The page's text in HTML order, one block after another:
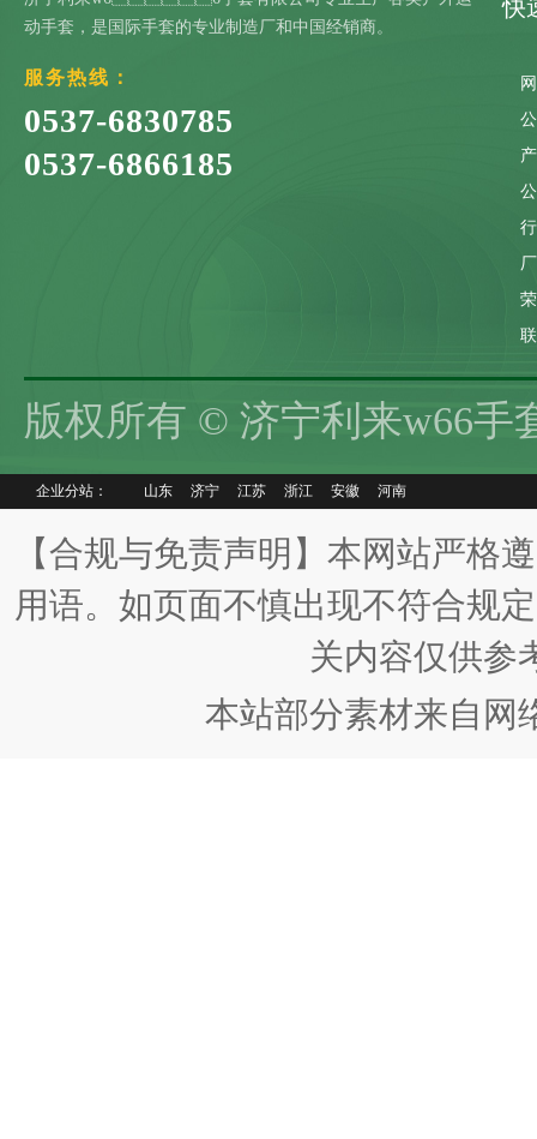
动手套，是国际手套的专业制造厂和中国经销商。
服务热线：
0537-6830785
0537-6866185
快
版权所有 © 济宁利来w66手
企业分站： 山东 济宁 江苏 浙江 安徽 河南
【合规与免责声明】本网站严格
用语。如页面不慎出现不符合规
关内容仅供参
本站部分素材来自网